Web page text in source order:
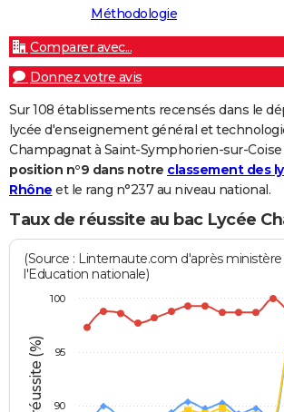
Méthodologie
Comparer avec...
Donnez votre avis
Sur 108 établissements recensés dans le
lycée d'enseignement général et
Champagnat à Saint-Symphorien-sur-Coise
position n°9 dans notre classement des
Rhône et le rang n°237 au niveau national.
Taux de réussite au bac Lycée
(Source : Linternaute.com d'après
l'Education nationale)
90
95
100